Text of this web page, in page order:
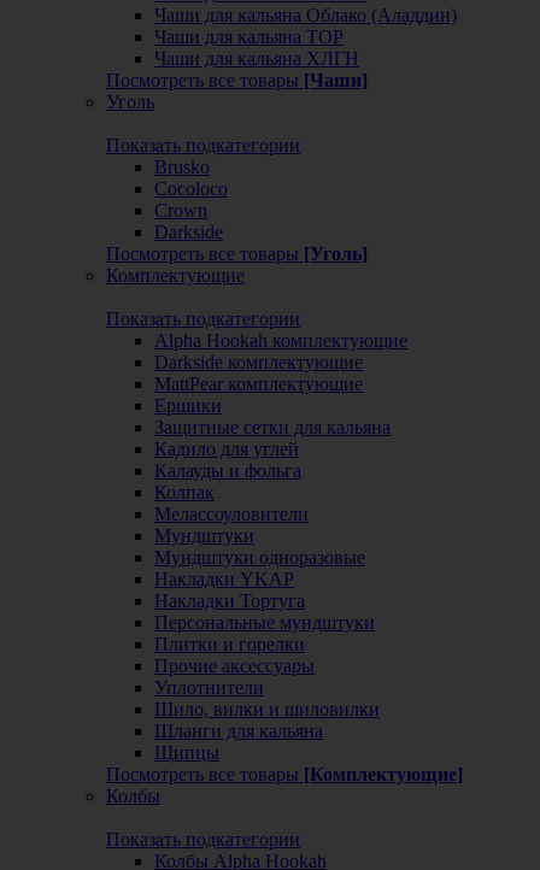
Чаши для кальяна Облако (Аладдин)
Чаши для кальяна ТОР
Чаши для кальяна ХЛГН
Посмотреть все товары [Чаши]
Уголь
Показать подкатегории
Brusko
Cocoloco
Crown
Darkside
Посмотреть все товары [Уголь]
Комплектующие
Показать подкатегории
Alpha Hookah комплектующие
Darkside комплектующие
MattPear комплектующие
Ершики
Защитные сетки для кальяна
Кадило для углей
Калауды и фольга
Колпак
Мелассоуловители
Мундштуки
Мундштуки одноразовые
Накладки YKAP
Накладки Тортуга
Персональные мундштуки
Плитки и горелки
Прочие аксессуары
Уплотнители
Шило, вилки и шиловилки
Шланги для кальяна
Щипцы
Посмотреть все товары [Комплектующие]
Колбы
Показать подкатегории
Колбы Alpha Hookah